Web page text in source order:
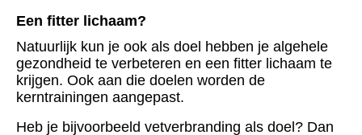
Een fitter lichaam?
Natuurlijk kun je ook als doel hebben je algehele
gezondheid te verbeteren en een fitter lichaam te
krijgen. Ook aan die doelen worden de
kerntrainingen aangepast.
Heb je bijvoorbeeld vetverbranding als doel? Dan